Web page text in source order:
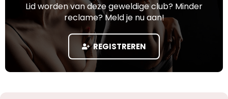
Lid worden van deze geweldige club? Minder
reclame? Meld je nu aan!
REGISTREREN